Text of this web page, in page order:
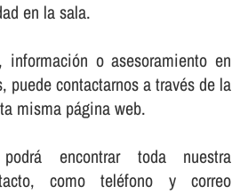
en la sala.
información o asesoramiento en
puede contactarnos a través de la
misma página web.
encontrar toda nuestra
como teléfono y correo